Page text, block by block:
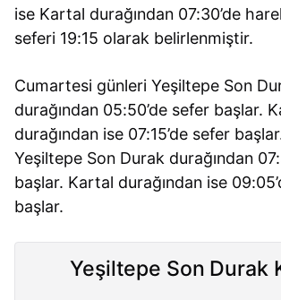
ise Kartal durağından 07:30’de
seferi 19:15 olarak belirlenmiştir.
Cumartesi günleri Yeşiltepe Son
durağından 05:50’de sefer başlar.
durağından ise 07:15’de sefer
Yeşiltepe Son Durak durağından
başlar. Kartal durağından ise
başlar.
Yeşiltepe Son Durak